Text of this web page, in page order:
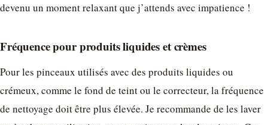
devenu un moment relaxant que j’attends avec impatience !
Fréquence pour produits liquides et crèmes
Pour les pinceaux utilisés avec des produits liquides ou
crémeux, comme le fond de teint ou le correcteur, la fréquence
de nettoyage doit être plus élevée. Je recommande de les laver